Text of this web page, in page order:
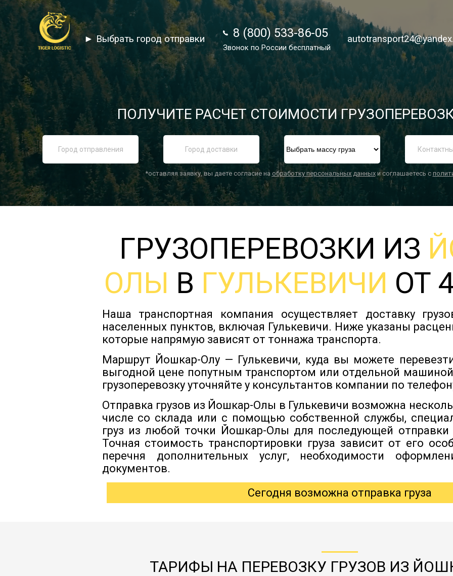
8 (800) 533-86-05
Звонок по России бесплатный
► Выбрать город отправки 8 (800) 533-86-05
Звонок по России бесплатный
ПОЛУЧИТЕ РАСЧЕТ СТОИМОСТИ
*оставляя заявку, вы даете согласие на обработку персональных данныхи соглашаетесь с
ГРУЗОПЕРЕВОЗКИ ИЗ
ОЛЫ В ГУЛЬКЕВИЧИ ОТ
Наша транспортная компания осуществляет доставку
населенных пунктов, включая Гулькевичи. Ниже указаны
которые напрямую зависят от тоннажа транспорта.
Маршрут Йошкар-Олу — Гулькевичи, куда вы можете
выгодной цене попутным транспортом или отдельной
грузоперевозку уточняйте у консультантов компании по
Отправка грузов из Йошкар-Олы в Гулькевичи возможна
числе со склада или с помощью собственной службы,
груз из любой точки Йошкар-Олы для последующей отправки
Точная стоимость транспортировки груза зависит от его
перечня дополнительных услуг, необходимости
документов.
Сегодня возможна отправка груза
ТАРИФЫ НА ПЕРЕВОЗКУ ГРУЗОВ ИЗ